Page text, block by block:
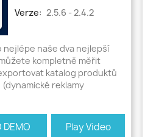
Verze: 2.5.6 - 2.4.2
nejlépe naše dva nejlepší
kompletně měřit
katalog produktů
reklamy
DEMO Play Video